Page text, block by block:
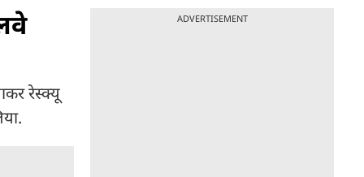
रेस्क्यू
ADVERTISEMENT